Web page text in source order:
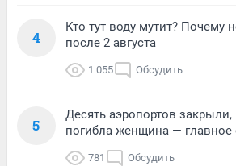
4
Кто тут воду мутит? Почему
после 2 августа
1 055 Обсудить
5
Десять аэропортов
погибла женщина — главное
781 Обсудить